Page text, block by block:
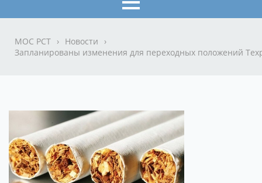
МОС РСТ › Новости
›
Запланированы изменения для переходных положений